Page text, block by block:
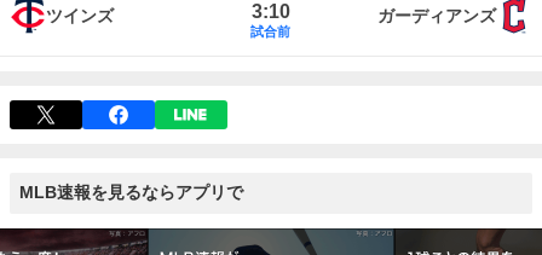
ツインズ 3:10
試合前
ガーディアンズ
MLB速報を見るならアプリで